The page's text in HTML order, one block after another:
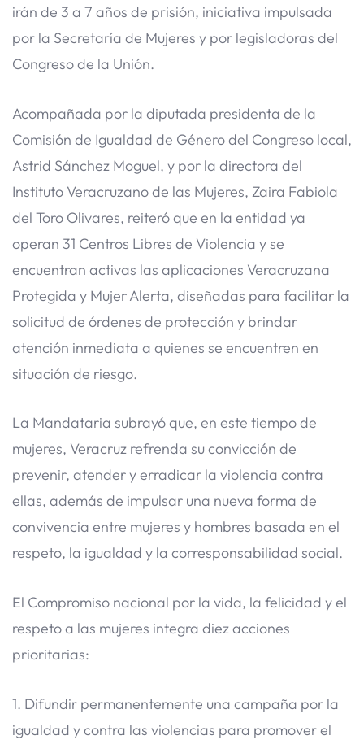
irán de 3 a 7 años de prisión, iniciativa impulsada
por la Secretaría de Mujeres y por legisladoras del
Congreso de la Unión.
Acompañada por la diputada presidenta de la
Comisión de Igualdad de Género del Congreso local,
Astrid Sánchez Moguel, y por la directora del
Instituto Veracruzano de las Mujeres, Zaira Fabiola
del Toro Olivares, reiteró que en la entidad ya
operan 31 Centros Libres de Violencia y se
encuentran activas las aplicaciones Veracruzana
Protegida y Mujer Alerta, diseñadas para facilitar la
solicitud de órdenes de protección y brindar
atención inmediata a quienes se encuentren en
situación de riesgo.
La Mandataria subrayó que, en este tiempo de
mujeres, Veracruz refrenda su convicción de
prevenir, atender y erradicar la violencia contra
ellas, además de impulsar una nueva forma de
convivencia entre mujeres y hombres basada en el
respeto, la igualdad y la corresponsabilidad social.
El Compromiso nacional por la vida, la felicidad y el
respeto a las mujeres integra diez acciones
prioritarias:
1. Difundir permanentemente una campaña por la
igualdad y contra las violencias para promover el